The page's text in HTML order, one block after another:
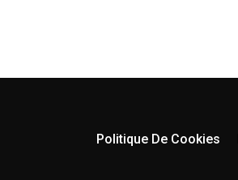
Politique De Cookies